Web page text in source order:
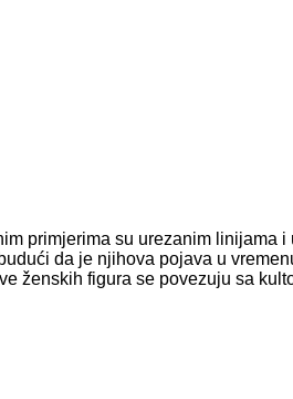
primjerima su urezanim linijama i
da je njihova pojava u
ženskih figura se povezuju sa